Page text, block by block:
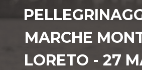
MARCHE
LORETO - 27